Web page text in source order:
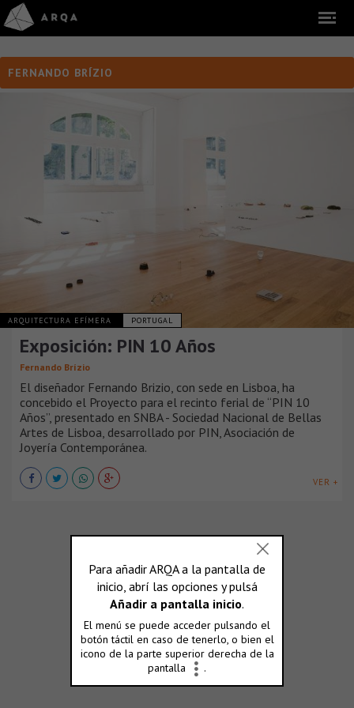
FERNANDO BRÍZIO
ARQUITECTURA EFÍMERA PORTUGAL
Exposición: PIN 10 Años
Fernando Brízio
El diseñador Fernando Brizio, con sede en Lisboa, ha
concebido el Proyecto para el recinto ferial de “PIN 10
Años”, presentado en SNBA - Sociedad Nacional de Bellas
Artes de Lisboa, desarrollado por PIN, Asociación de
Joyería Contemporánea.
VER +